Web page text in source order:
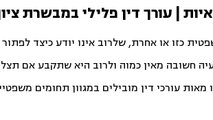
| עורך דין פלילי במבשרת
כזו או אחרת, שלרוב אינו יודע כיצד
חשובה מאין כמוה ולרוב היא שתקבע אם
עורכי דין מובילים במגוון תחומים